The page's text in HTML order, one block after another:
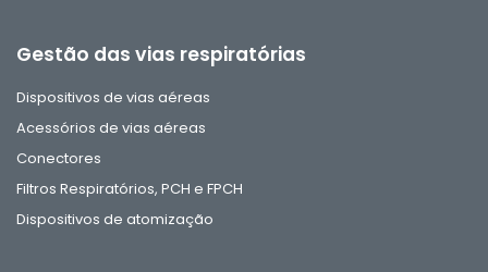
Gestão das vias respiratórias
Dispositivos de vias aéreas
Acessórios de vias aéreas
Conectores
Filtros Respiratórios, PCH e FPCH
Dispositivos de atomização